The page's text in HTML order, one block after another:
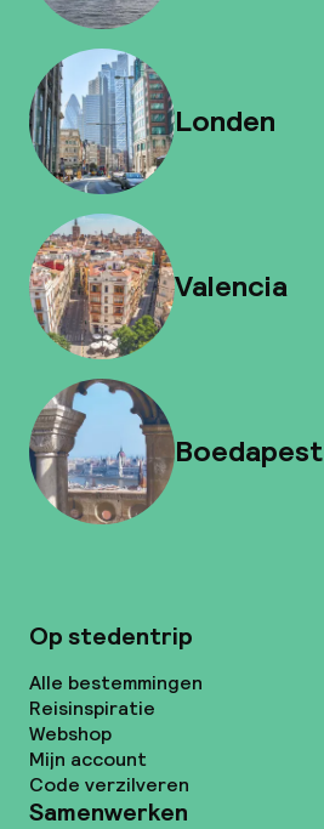
Londen
Valencia
Boedapest
Op stedentrip
Alle bestemmingen
Reisinspiratie
Webshop
Mijn account
Code verzilveren
Samenwerken